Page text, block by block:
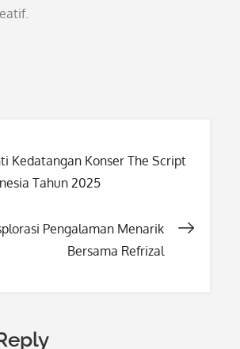
Kedatangan Konser The Script
Tahun 2025
Pengalaman Menarik
Bersama Refrizal